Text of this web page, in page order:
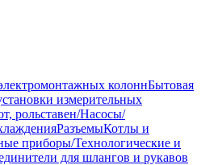
колоннБытовая
измерительных
рольставен/Насосы/
РазъемыКотлы и
приборы/Технологические и
для шлангов и рукавов